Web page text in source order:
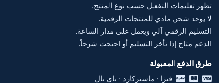
تظهر تعليمات التفعيل حسب نوع المنتج.
لا يوجد شحن مادي للمنتجات الرقمية.
التسليم الرقمي آلي ويعمل على مدار الساعة.
الدعم متاح إذا تأخر التسليم أو احتجت شرحاً.
طرق الدفع المقبولة
فيزا · ماستركارد · باي بال